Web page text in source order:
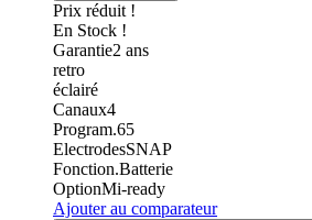
Prix réduit !
En Stock !
Garantie2 ans
retro
éclairé
Canaux4
Program.65
ElectrodesSNAP
Fonction.Batterie
OptionMi-ready
Ajouter au comparateur